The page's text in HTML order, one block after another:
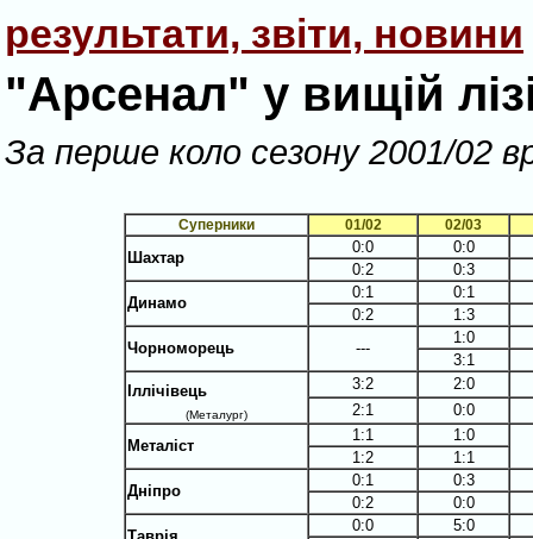
результати, звіти, новини
"Арсенал" у вищій
За перше коло сезону 2001/02
Суперники 01/02 02/03
Шахтар
0:0
0:0
0:2
0:3
Динамо
0:1
0:1
0:2
1:3
Чорноморець
---
1:0
3:1
Іллічівець
(Металург)
3:2
2:0
2:1
0:0
Металіст
1:1
1:0
1:2
1:1
Дніпро
0:1
0:3
0:2
0:0
0:0
5:0